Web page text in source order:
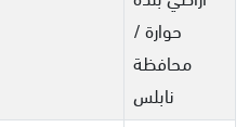
حوارة /
محافظة
نابلس